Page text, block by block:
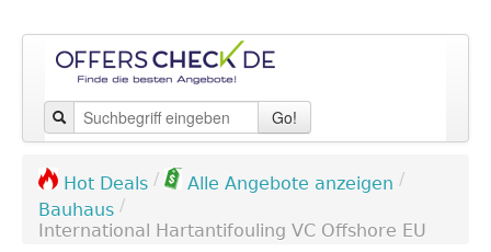
Go!
Hot Deals / Alle Angebote anzeigen /
Bauhaus /
International Hartantifouling VC Offshore EU